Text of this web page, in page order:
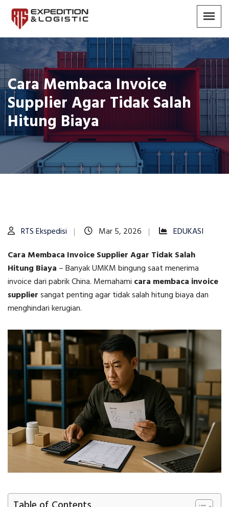
Cara Membaca Invoice
Supplier Agar Tidak Salah
Hitung Biaya
RTS Ekspedisi Mar 5, 2026
EDUKASI
Cara Membaca Invoice Supplier Agar Tidak Salah
Hitung Biaya –Banyak UMKM bingung saat menerima
invoice dari pabrik China. Memahami cara membaca invoice
suppliersangat penting agar tidak salah hitung biaya dan
menghindari kerugian.